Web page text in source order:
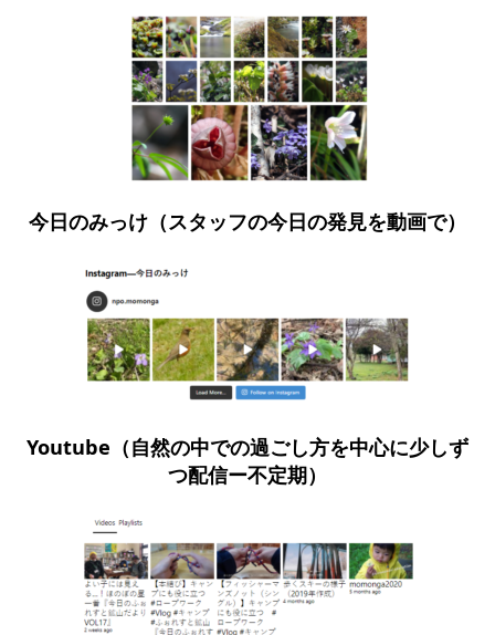
今日のみっけ（スタッフの今日の発見を動画で）
Youtube（自然の中での過ごし方を中心に少しず
つ配信ー不定期）